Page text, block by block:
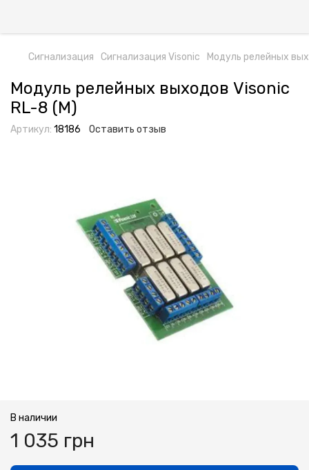
Сигнализация Сигнализация Visonic Модуль релейных
Модуль релейных выходов Visonic
RL-8 (M)
Артикул: 18186 Оставить отзыв
В наличии
1 035 грн